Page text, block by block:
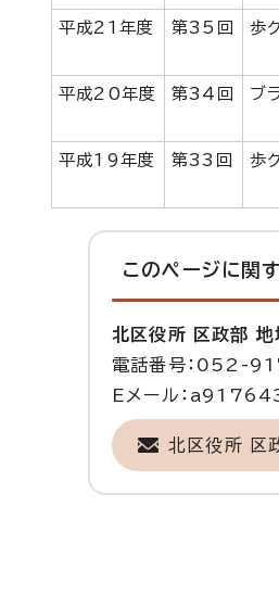
平成21年度 第35回 歩
平成20年度 第34回 ブ
平成19年度 第33回 歩
このページに関
北区役所 区政部 地
電話番号：052-
Eメール：
北区役所 区